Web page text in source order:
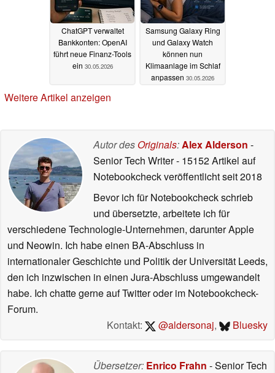
ChatGPT verwaltet
Bankkonten: OpenAI
führt neue Finanz-Tools
ein 30.05.2026
Samsung Galaxy Ring
und Galaxy Watch
können nun
Klimaanlage im Schlaf
anpassen 30.05.2026
Weitere Artikel anzeigen
Autor des Originals:Alex Alderson -
Senior Tech Writer- 15152 Artikel auf
Notebookcheck veröffentlichtseit 2018
Bevor ich für Notebookcheck schrieb
und übersetzte, arbeitete ich für
verschiedene Technologie-Unternehmen, darunter Apple
und Neowin. Ich habe einen BA-Abschluss in
internationaler Geschichte und Politik der Universität Leeds,
den ich inzwischen in einen Jura-Abschluss umgewandelt
habe. Ich chatte gerne auf Twitter oder im Notebookcheck-
Forum.
Kontakt:
@aldersonaj, Bluesky
Übersetzer: Enrico Frahn - Senior Tech